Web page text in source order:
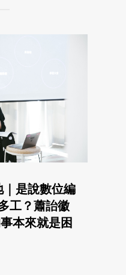
｜是說數位編
工？蕭詒徽
本來就是困